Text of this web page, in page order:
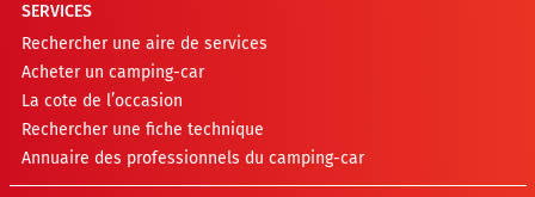
SERVICES
Rechercher une aire de services
Acheter un camping-car
La cote de l’occasion
Rechercher une fiche technique
Annuaire des professionnels du camping-car